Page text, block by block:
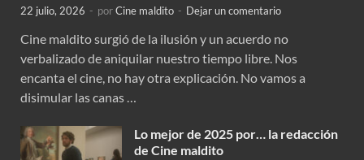
22 julio, 2026 - porCine maldito - Dejar un comentario
Cine maldito surgió de la ilusión y un acuerdo no
verbalizado de aniquilar nuestro tiempo libre. Nos
encanta el cine, no hay otra explicación. No vamos a
disimular las canas …
Lo mejor de 2025 por… la redacción
de Cine maldito